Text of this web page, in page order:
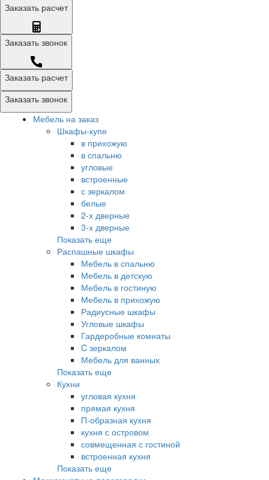
Заказать расчет
Заказать звонок
Заказать расчет
Заказать звонок
Мебель на заказ
Шкафы-купе
в прихожую
в спальню
угловые
встроенные
с зеркалом
белые
2-х дверные
3-х дверные
Показать еще
Распашные шкафы
Мебель в спальню
Мебель в детскую
Мебель в гостиную
Мебель в прихожую
Радиусные шкафы
Угловые шкафы
Гардеробные комнаты
C зеркалом
Мебель для ванных
Показать еще
Кухни
угловая кухня
прямая кухня
П-образная кухня
кухня с островом
совмещенная с гостиной
встроенная кухня
Показать еще